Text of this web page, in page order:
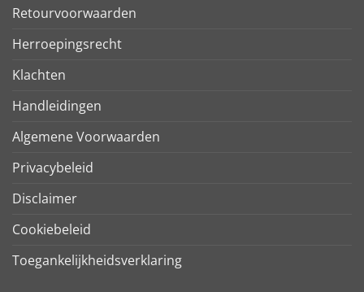
Retourvoorwaarden
Herroepingsrecht
Klachten
Handleidingen
Algemene Voorwaarden
Privacybeleid
Disclaimer
Cookiebeleid
Toegankelijkheidsverklaring